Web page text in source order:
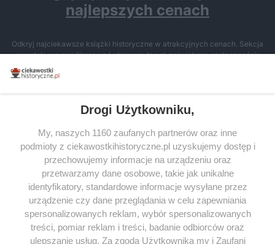
najlepszych cenach
Odkryj najciekawsze książki historyczne w atrakcyjnych cenach. Sekcja
powstała we współpracy z Lubimyczytac.pl, największą społecznością
miłośników literatury w Polsce – dzięki temu możesz wybierać spośród
tytułów najwyżej ocenianych przez czytelników.
SERWIS
SPOŁECZNOŚĆ
WSPÓŁPRACA
KONTAKT
Drogi Użytkowniku,
My, naszych 1160 zaufanych partnerów oraz inne
podmioty z ciekawostkihistoryczne.pl uzyskujemy dostęp i
przechowujemy informacje na urządzeniu oraz
przetwarzamy dane osobowe, takie jak unikalne
identyfikatory, standardowe informacje wysyłane przez
urządzenie czy dane przeglądania w celu zapewniania
spersonalizowanych reklam, wybór spersonalizowanych
treści, pomiar reklam i treści, badanie odbiorców oraz
ulepszanie usług. Za zgodą Użytkownika my i Zaufani